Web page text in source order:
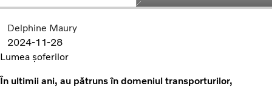
Delphine Maury
2024-11-28
Lumea șoferilor
În ultimii ani, au pătruns în domeniul transporturilor,